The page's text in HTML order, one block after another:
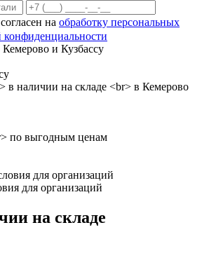
на обработку персональных
конфиденциальности
для организаций
на складе